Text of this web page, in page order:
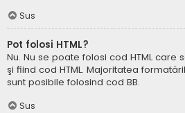
Sus
Pot folosi HTML?
Nu. Nu se poate folosi cod HTML care
şi fiind cod HTML. Majoritatea
sunt posibile folosind cod BB.
Sus